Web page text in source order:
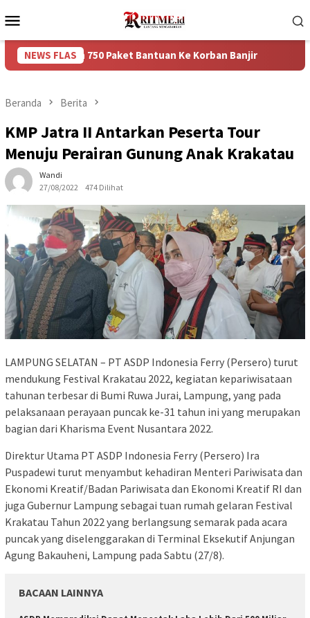
ke
Mobile
NEWS FLAS
750 Paket Bantuan Ke Korban Banjir Puncak Arus
Beranda Berita
KMP Jatra II Antarkan Peserta Tour
Menuju Perairan Gunung Anak Krakatau
Wandi
27/08/2022
474 Dilihat
LAMPUNG SELATAN – PT ASDP Indonesia Ferry (Persero) turut
mendukung Festival Krakatau 2022, kegiatan kepariwisataan
tahunan terbesar di Bumi Ruwa Jurai, Lampung, yang pada
pelaksanaan perayaan puncak ke-31 tahun ini yang merupakan
bagian dari Kharisma Event Nusantara 2022.
Direktur Utama PT ASDP Indonesia Ferry (Persero) Ira
Puspadewi turut menyambut kehadiran Menteri Pariwisata dan
Ekonomi Kreatif/Badan Pariwisata dan Ekonomi Kreatif RI dan
juga Gubernur Lampung sebagai tuan rumah gelaran Festival
Krakatau Tahun 2022 yang berlangsung semarak pada acara
puncak yang diselenggarakan di Terminal Eksekutif Anjungan
Agung Bakauheni, Lampung pada Sabtu (27/8).
BACAAN LAINNYA